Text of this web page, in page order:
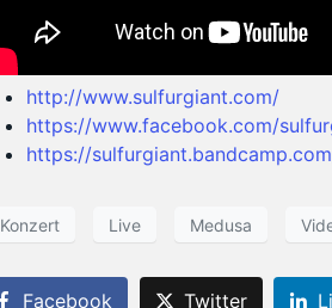
http://www.sulfurgiant.com/
https://www.facebook.com/
https://
Konzert Live Medusa
Facebook Twitter